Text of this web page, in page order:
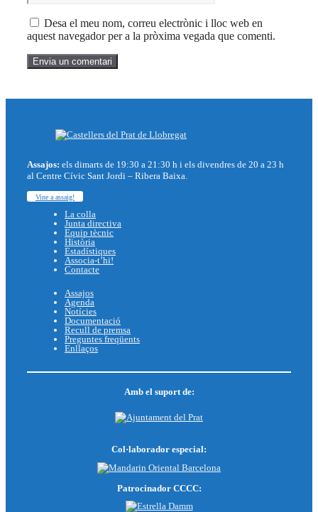
Desa el meu nom, correu electrònic i lloc web en
aquest navegador per a la pròxima vegada que comenti.
Assajos: els dimarts de 19:30 a 21:30 h i els divendres de 20 a 23 h
al Centre Cívic Sant Jordi – Ribera Baixa.
Vine a assaig!
La colla
Junta directiva
Equip tècnic
Història
Estadístiques
Associa-t’hi!
Contacte
Assajos
Agenda
Notícies
Documentació
Recull de premsa
Preguntes freqüents
Enllaços
Amb el suport de:
Col·laborador especial:
Patrocinador CCCC: